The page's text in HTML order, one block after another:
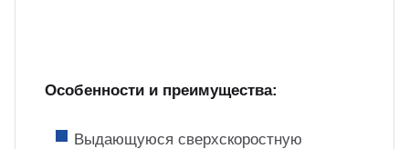
Особенности и преимущества:
Выдающуюся сверхскоростную